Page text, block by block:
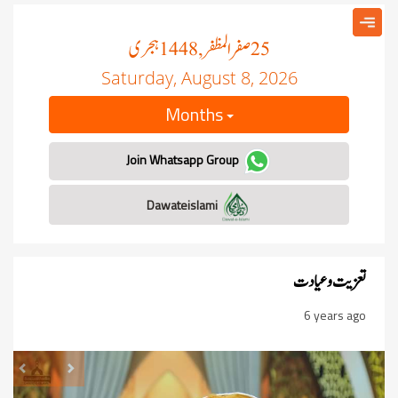
25صفر المظفر, 1448 ہجری
Saturday, August 8, 2026
Months
Join Whatsapp Group
تعزیت و عیادت
6 years ago
Next